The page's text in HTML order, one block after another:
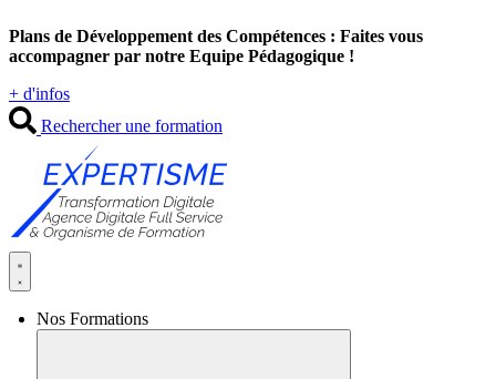
au
contenu
Plans de Développement des Compétences : Faites vous
accompagner par notre Equipe Pédagogique !
+ d'infos
Rechercher une formation
Nos Formations